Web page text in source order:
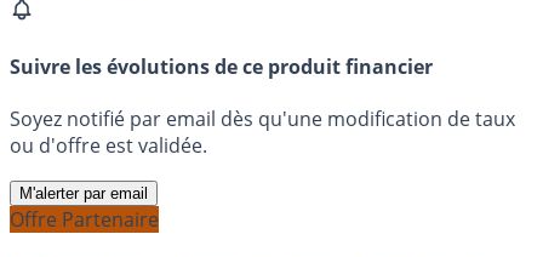
Suivre les évolutions de ce produit financier
Soyez notifié par email dès qu'une modification de taux
ou d'offre est validée.
M'alerter par email
Offre Partenaire